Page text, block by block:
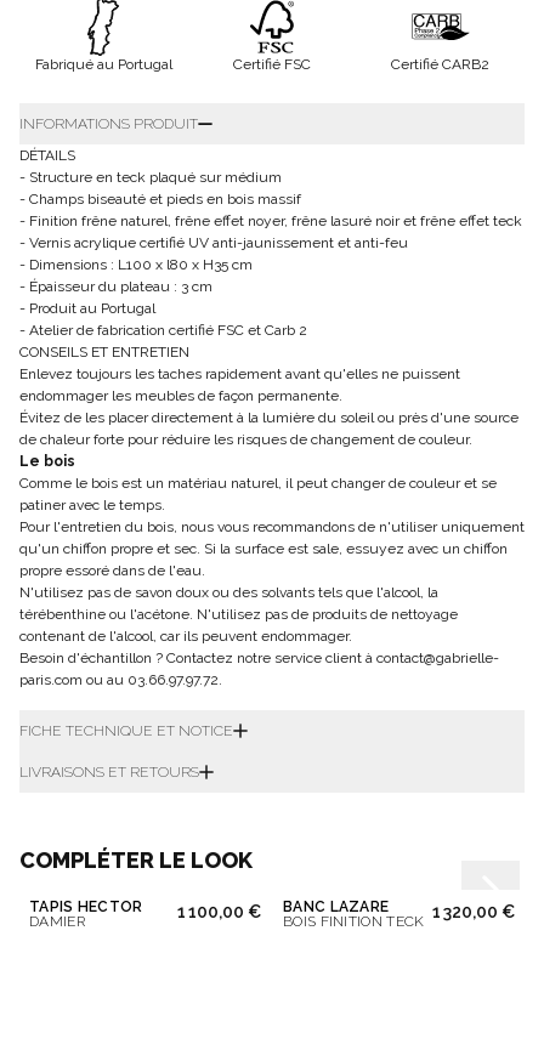
Fabriqué au Portugal Certifié FSC Certifié CARB2
INFORMATIONS PRODUIT
DÉTAILS
- Structure en teck plaqué sur médium
- Champs biseauté et pieds en bois massif
- Finition frêne naturel, frêne effet noyer, frêne lasuré noir et frêne effet teck
- Vernis acrylique certifié UV anti-jaunissement et anti-feu
- Dimensions : L100 x l80 x H35 cm
- Épaisseur du plateau : 3 cm
- Produit au Portugal
- Atelier de fabrication certifié FSC et Carb 2
CONSEILS ET ENTRETIEN
Enlevez toujours les taches rapidement avant qu'elles ne puissent
endommager les meubles de façon permanente.
Évitez de les placer directement à la lumière du soleil ou près d'une source
de chaleur forte pour réduire les risques de changement de couleur.
Le bois
Comme le bois est un matériau naturel, il peut changer de couleur et se
patiner avec le temps.
Pour l'entretien du bois, nous vous recommandons de n'utiliser uniquement
qu'un chiffon propre et sec. Si la surface est sale, essuyez avec un chiffon
propre essoré dans de l'eau.
N'utilisez pas de savon doux ou des solvants tels que l'alcool, la
térébenthine ou l'acétone. N'utilisez pas de produits de nettoyage
contenant de l'alcool, car ils peuvent endommager.
Besoin d'échantillon ? Contactez notre service client à contact@gabrielle-
paris.com ou au 03.66.97.97.72.
FICHE TECHNIQUE ET NOTICE
LIVRAISONS ET RETOURS
COMPLÉTER LE LOOK
TAPIS HECTOR
DAMIER
1 100,00 €
BANC LAZARE
BOIS FINITION TECK 1 320,00 €